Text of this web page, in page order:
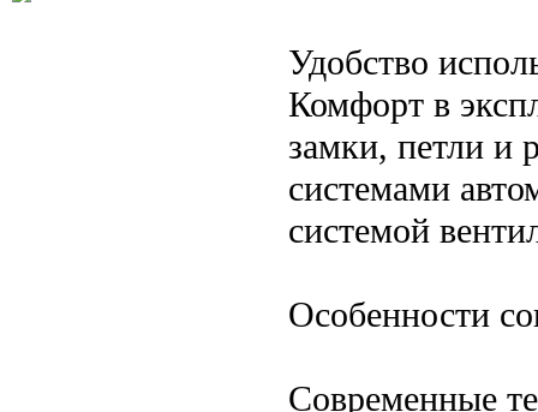
Удобство
Комфорт в
замки, петли и
системами
системой
Особенности
Современные